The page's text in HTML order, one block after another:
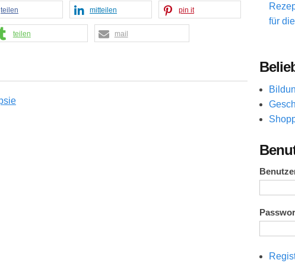
teilen mitteilen pin it
teilen mail
für